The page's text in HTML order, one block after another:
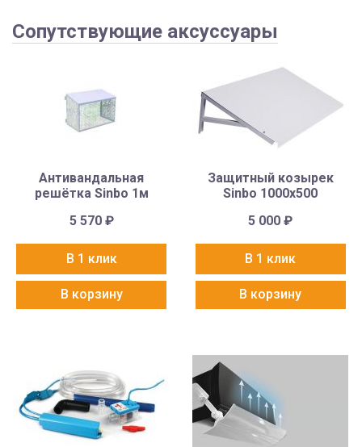
Сопутствующие аксуссуары
Антивандальная
решётка Sinbo 1м
5 570 ₽
В 1 клик
В корзину
Защитный козырек
Sinbo 1000х500
5 000₽
В 1 клик
В корзину